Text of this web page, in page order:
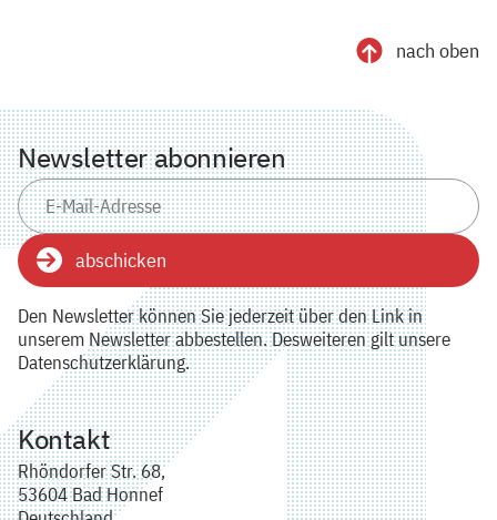
nach oben
Newsletter abonnieren
abschicken
Den Newsletter können Sie jederzeit über den Link in
unserem Newsletter abbestellen. Desweiteren gilt unsere
Datenschutzerklärung.
Kontakt
Rhöndorfer Str. 68,
53604 Bad Honnef